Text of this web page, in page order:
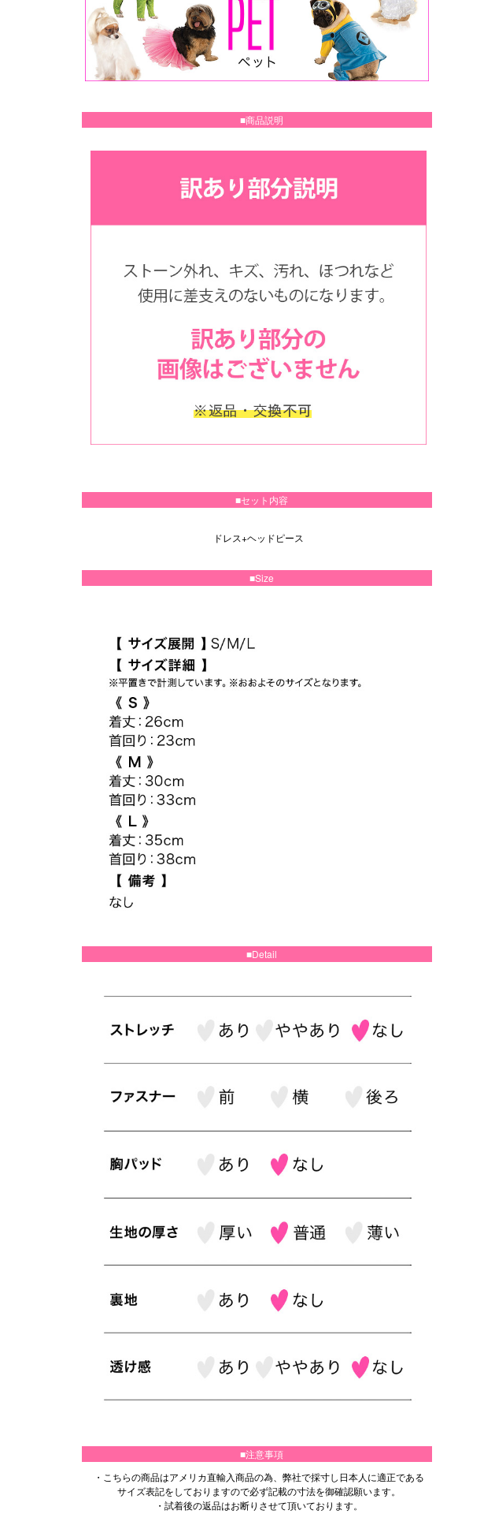
■商品説明
■セット内容
ドレス+ヘッドピース
■Size
■Detail
■注意事項
・こちらの商品はアメリカ直輸入商品の為、弊社で採寸し日本人に適正である
サイズ表記をしておりますので必ず記載の寸法を御確認願います。
・試着後の返品はお断りさせて頂いております。